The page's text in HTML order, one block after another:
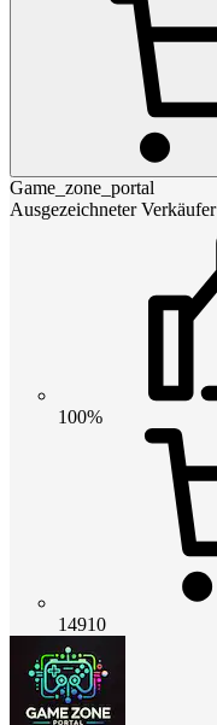
Game_zone_portal
Ausgezeichneter Verkäufer
100%
14910